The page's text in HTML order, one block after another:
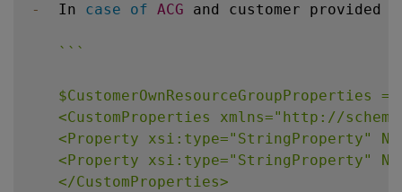
-
  In
case of ACG and customer provided
` ` `
$CustomerOwnResourceGroupProperties =
<CustomProperties xmlns="http://
<Property xsi:type="StringProperty"
<Property xsi:type="StringProperty"
   </CustomProperties>